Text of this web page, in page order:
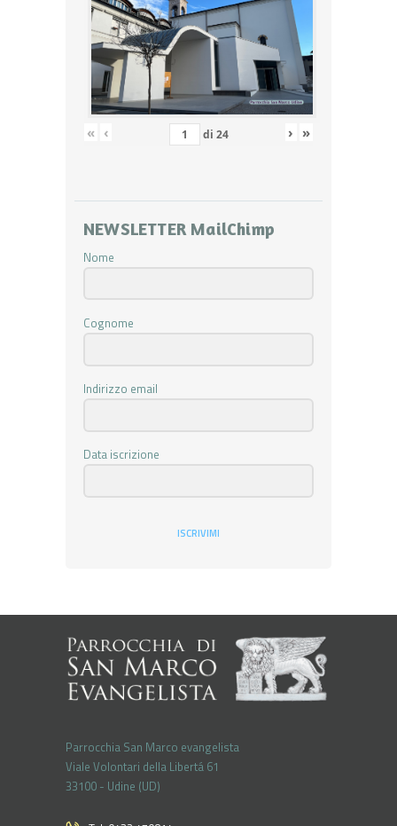
« ‹ di 24 › »
NEWSLETTER MailChimp
Nome
Cognome
Indirizzo email
Data iscrizione
ISCRIVIMI
Parrocchia San Marco evangelista
Viale Volontari della Libertá 61
33100 - Udine (UD)